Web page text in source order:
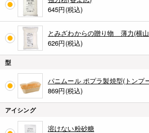
645円(税込)
とみざわからの贈り物 薄力(横
626円(税込)
型
パニムール ポプラ製焼型(トンプ
869円(税込)
アイシング
溶けない粉砂糖